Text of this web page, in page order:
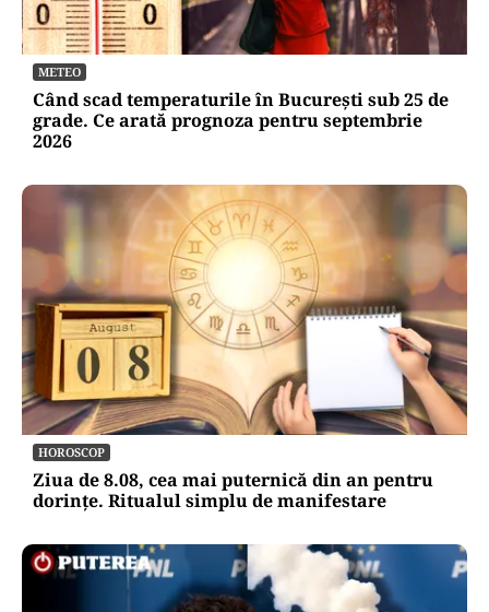
ACTUALITATE
Alertă de securitate. O dronă a intrat din
România în Bulgaria şi a explodat la 100 de
metri de graniţă
METEO
Când scad temperaturile în București sub 25 de
grade. Ce arată prognoza pentru septembrie
2026